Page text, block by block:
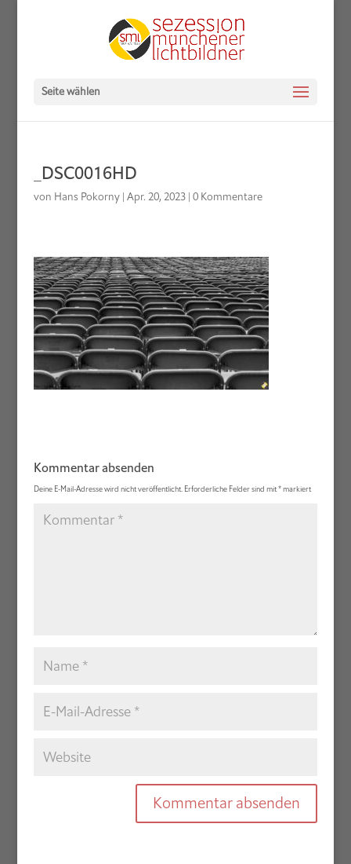
Seite wählen
_DSC0016HD
von Hans Pokorny| Apr. 20, 2023| 0 Kommentare
Kommentar absenden
Deine E-Mail-Adresse wird nicht veröffentlicht. Erforderliche Felder sind mit*markiert